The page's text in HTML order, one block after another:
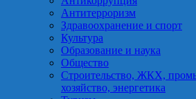
Антитерроризм
Здравоохранение и спорт
Культура
Образование и наука
Общество
Строительство, ЖКХ,
хозяйство, энергетика